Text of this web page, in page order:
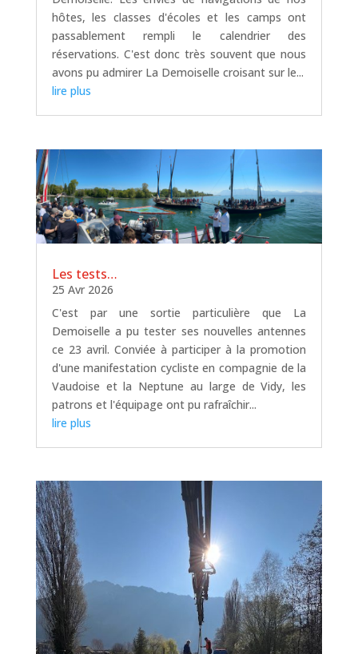
hôtes, les classes d'écoles et les camps ont
passablement rempli le calendrier des
réservations. C'est donc très souvent que nous
avons pu admirer La Demoiselle croisant sur le...
lire plus
Les tests…
25 Avr 2026
C'est par une sortie particulière que La
Demoiselle a pu tester ses nouvelles antennes
ce 23 avril. Conviée à participer à la promotion
d'une manifestation cycliste en compagnie de la
Vaudoise et la Neptune au large de Vidy, les
patrons et l'équipage ont pu rafraîchir...
lire plus